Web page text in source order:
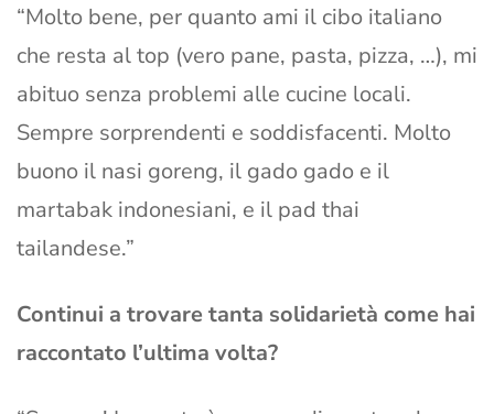
“Molto bene, per quanto ami il cibo italiano
che resta al top (vero pane, pasta, pizza, …), mi
abituo senza problemi alle cucine locali.
Sempre sorprendenti e soddisfacenti. Molto
buono il nasi goreng, il gado gado e il
martabak indonesiani, e il pad thai
tailandese.”
Continui a trovare tanta solidarietà come hai
raccontato l’ultima volta?